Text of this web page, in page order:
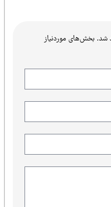
بخش‌های موردنیاز